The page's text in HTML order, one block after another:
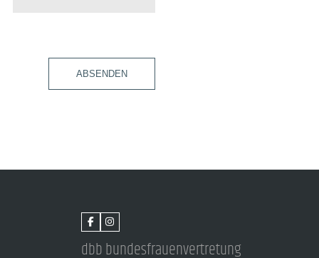
ABSENDEN
dbb bundesfrauenvertretung